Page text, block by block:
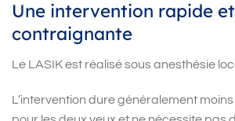
Une intervention rapide
contraignante
Le LASIK est réalisé sous anesthésie
L’intervention dure généralement